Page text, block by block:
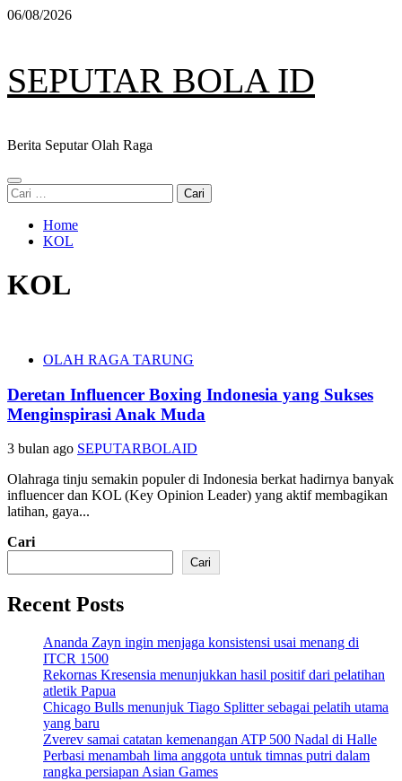
Skip
06/08/2026
SEPUTAR BOLA ID
Berita Seputar Olah Raga
Primary
Menu
Cari
untuk:
Home
KOL
KOL
OLAH RAGA TARUNG
Deretan Influencer Boxing Indonesia yang Sukses
Menginspirasi Anak Muda
3 bulan ago SEPUTARBOLAID
Olahraga tinju semakin populer di Indonesia berkat hadirnya banyak
influencer dan KOL (Key Opinion Leader) yang aktif membagikan
latihan, gaya...
Cari
Cari
Recent Posts
Ananda Zayn ingin menjaga konsistensi usai menang di
ITCR 1500
Rekornas Kresensia menunjukkan hasil positif dari pelatihan
atletik Papua
Chicago Bulls menunjuk Tiago Splitter sebagai pelatih utama
yang baru
Zverev samai catatan kemenangan ATP 500 Nadal di Halle
Perbasi menambah lima anggota untuk timnas putri dalam
rangka persiapan Asian Games